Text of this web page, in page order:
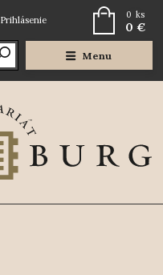
Menu
Prihlásenie 0 ks
0 €